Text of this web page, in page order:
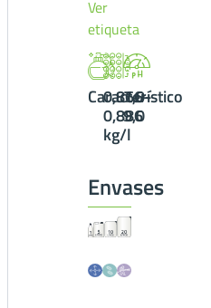
Ver
etiqueta
Característico
0,866-
0,886
kg/l
7,0-
9,0
Envases